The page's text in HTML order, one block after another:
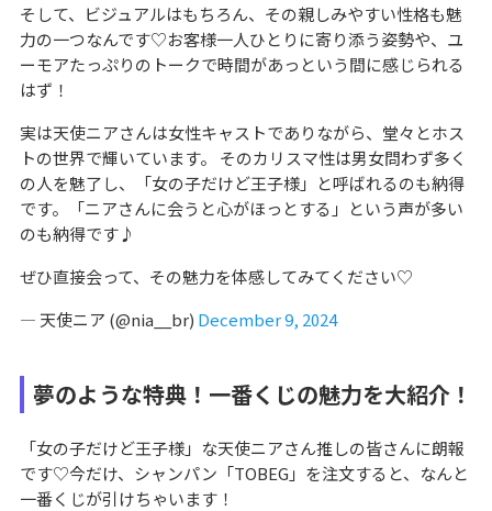
そして、ビジュアルはもちろん、その親しみやすい性格も魅
力の一つなんです♡お客様一人ひとりに寄り添う姿勢や、ユ
ーモアたっぷりのトークで時間があっという間に感じられる
はず！
実は天使ニアさんは女性キャストでありながら、堂々とホス
トの世界で輝いています。 そのカリスマ性は男女問わず多く
の人を魅了し、「女の子だけど王子様」と呼ばれるのも納得
です。「ニアさんに会うと心がほっとする」という声が多い
のも納得です♪
ぜひ直接会って、その魅力を体感してみてください♡
— 天使ニア (@nia__br) December 9, 2024
夢のような特典！一番くじの魅力を大紹介！
「女の子だけど王子様」な天使ニアさん推しの皆さんに朗報
です♡今だけ、シャンパン「TOBEG」を注文すると、なんと
一番くじが引けちゃいます！